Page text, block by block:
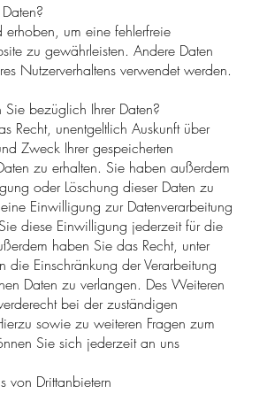
erhoben, um eine fehlerfreie
zu gewährleisten. Andere Daten
Nutzerverhaltens verwendet werden.
bezüglich Ihrer Daten?
Recht, unentgeltlich Auskunft über
Zweck Ihrer gespeicherten
zu erhalten. Sie haben außerdem
oder Löschung dieser Daten zu
Einwilligung zur Datenverarbeitung
diese Einwilligung jederzeit für die
haben Sie das Recht, unter
die Einschränkung der Verarbeitung
Daten zu verlangen. Des Weiteren
bei der zuständigen
sowie zu weiteren Fragen zum
Sie sich jederzeit an uns
von Drittanbietern